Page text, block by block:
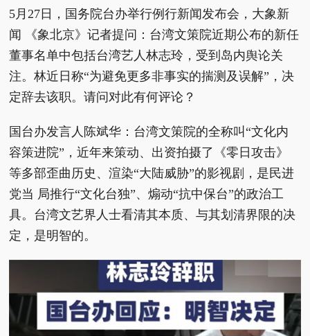
5月27日，国务院台办举行例行新闻发布会，大象新
闻 《象北京》记者提问：台湾文策院近期公布的新任
董事名单中包括台湾艺人林志玲，受到岛内舆论关
注。林近日称“为避免更多非事实的揣测及误解”，决
定辞去该职。请问对此有何评论？
国台办发言人陈斌华：台湾文策院的全称叫“文化内
容策进院”，近年来策动、出资拍摄了《零日攻击》
等多部歪曲历史、渲染“大陆威胁”的影视剧，是民进
党当 局推行“文化台独”、煽动“抗中保台”的政治工
具。台湾文艺界人士看清其本质、与其划清界限的决
定，是明智的。